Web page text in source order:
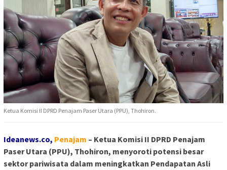
Ketua Komisi II DPRD Penajam Paser Utara (PPU), Thohiron.
Ideanews.co, Penajam – Ketua Komisi II DPRD Penajam
Paser Utara (PPU), Thohiron, menyoroti potensi besar
sektor pariwisata dalam meningkatkan Pendapatan Asli